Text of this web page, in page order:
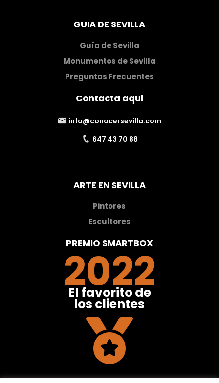
GUIA DE SEVILLA
Guía de Sevilla
Monumentos de Sevilla
Preguntas Frecuentes
Contacta aqui
info@conocersevilla.com
647 43 70 88
ARTE EN SEVILLA
Pintores
Escultores
PREMIO SMARTBOX
2022
El favorito de
los clientes
